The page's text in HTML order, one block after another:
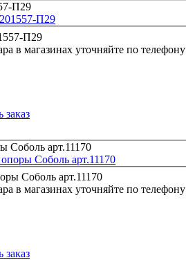
П29
в магазинах уточняйте по телефону
Соболь арт.11170
в магазинах уточняйте по телефону